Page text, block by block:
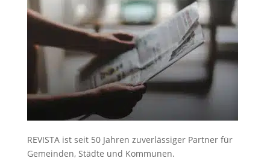
REVISTA ist seit 50 Jahren zuverlässiger Partner für
Gemeinden, Städte und Kommunen.